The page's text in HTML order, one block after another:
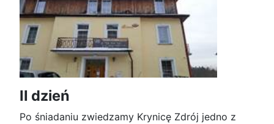
II dzień
Po śniadaniu zwiedzamy Krynicę Zdrój jedno z